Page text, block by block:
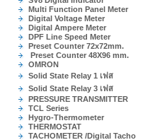
Multi Function Panel Meter
Digital Voltage Meter
Digital Ampere Meter
DPF Line Speed Meter
Preset Counter 72x72mm.
Preset Counter 48X96 mm.
OMRON
Solid State Relay 1 เฟส
Solid State Relay 3 เฟส
PRESSURE TRANSMITTER
TCL Series
Hygro-Thermometer
THERMOSTAT
TACHOMETER /Digital Tacho